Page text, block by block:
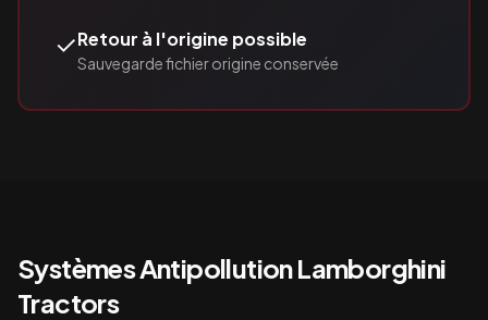
✓Retour à l'origine possible
Sauvegarde fichier origine conservée
Systèmes AntipollutionLamborghini
Tractors